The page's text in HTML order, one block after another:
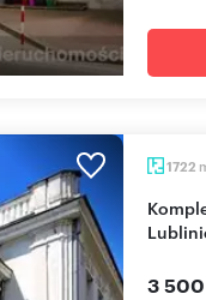
1722
Kompleks biurowo-magazynowy 3134 m² w
3